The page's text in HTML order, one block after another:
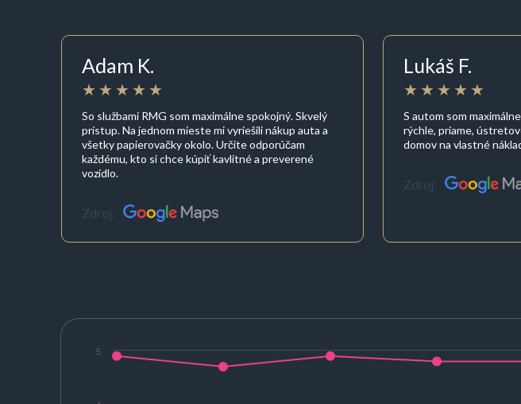
Adam K.
So službami RMG som maximálne spokojný. Skvelý
prístup. Na jednom mieste mi vyriešili nákup auta a
všetky papierovačky okolo. Určite odporúčam
každému, kto si chce kúpiť kavlitné a preverené
vozidlo.
Zdroj:
Lukáš F.
S autom som
rýchle, priame,
domov na vlastné
Zdroj:
5